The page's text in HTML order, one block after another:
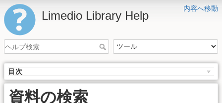
内容へ移動
Limedio Library Help
目次
資料の検索